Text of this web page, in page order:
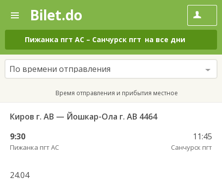
—
Поиск
и
покупка
билетов
на
автобус
онлайн
Bilet.do
Пижанка пгт АС – Санчурск пгт на все дни
По времени отправления
Время отправления и прибытия местное
Киров г. АВ — Йошкар-Ола г. АВ 4464
9:30
Пижанка пгт АС
11:45
Санчурск пгт
24.04